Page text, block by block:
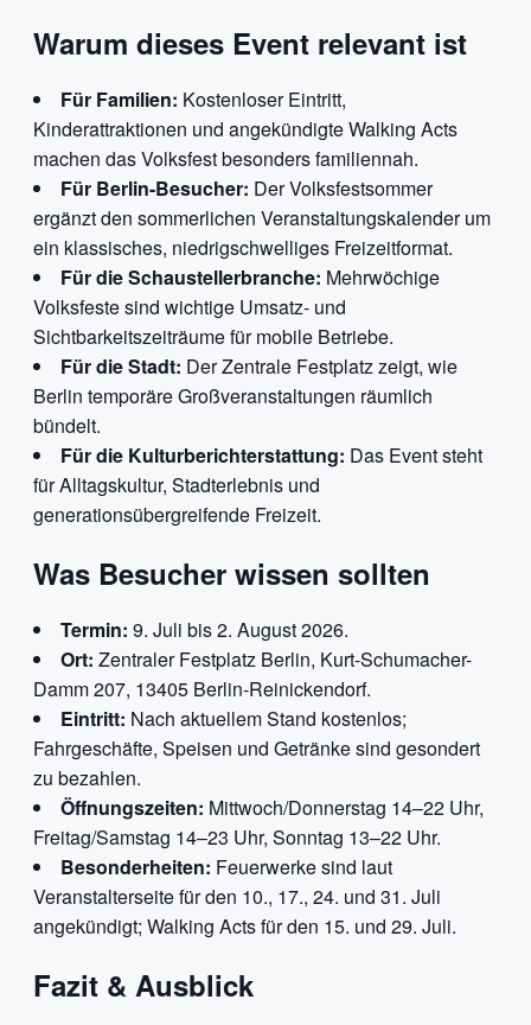
Warum dieses Event relevant ist
Für Familien: Kostenloser Eintritt,
Kinderattraktionen und angekündigte Walking Acts
machen das Volksfest besonders familiennah.
Für Berlin-Besucher: Der Volksfestsommer
ergänzt den sommerlichen Veranstaltungskalender um
ein klassisches, niedrigschwelliges Freizeitformat.
Für die Schaustellerbranche: Mehrwöchige
Volksfeste sind wichtige Umsatz- und
Sichtbarkeitszeiträume für mobile Betriebe.
Für die Stadt: Der Zentrale Festplatz zeigt, wie
Berlin temporäre Großveranstaltungen räumlich
bündelt.
Für die Kulturberichterstattung: Das Event steht
für Alltagskultur, Stadterlebnis und
generationsübergreifende Freizeit.
Was Besucher wissen sollten
Termin: 9. Juli bis 2. August 2026.
Ort: Zentraler Festplatz Berlin, Kurt-Schumacher-
Damm 207, 13405 Berlin-Reinickendorf.
Eintritt: Nach aktuellem Stand kostenlos;
Fahrgeschäfte, Speisen und Getränke sind gesondert
zu bezahlen.
Öffnungszeiten: Mittwoch/Donnerstag 14–22 Uhr,
Freitag/Samstag 14–23 Uhr, Sonntag 13–22 Uhr.
Besonderheiten: Feuerwerke sind laut
Veranstalterseite für den 10., 17., 24. und 31. Juli
angekündigt; Walking Acts für den 15. und 29. Juli.
Fazit & Ausblick